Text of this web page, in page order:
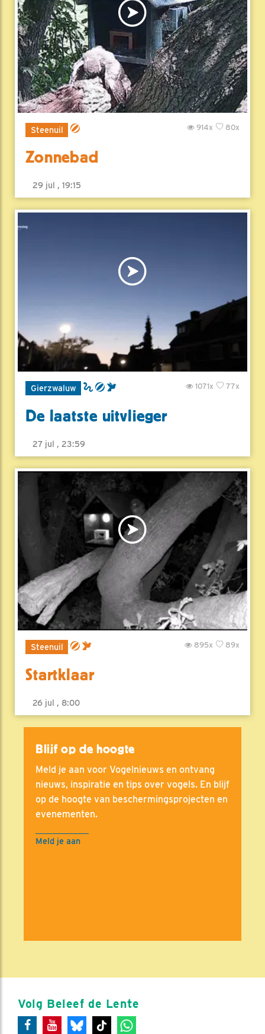
Steenuil 80x
914x
Zonnebad
29 jul , 19:15
Gierzwaluw 77x
1071x
De laatste uitvlieger
27 jul , 23:59
Steenuil 89x
895x
Startklaar
26 jul , 8:00
Blijf op de hoogte
Meld je aan voor Vogelnieuws en ontvang
nieuws, inspiratie en tips over vogels. En blijf
op de hoogte van beschermingsprojecten en
evenementen.
Meld je aan
Volg Beleef de Lente